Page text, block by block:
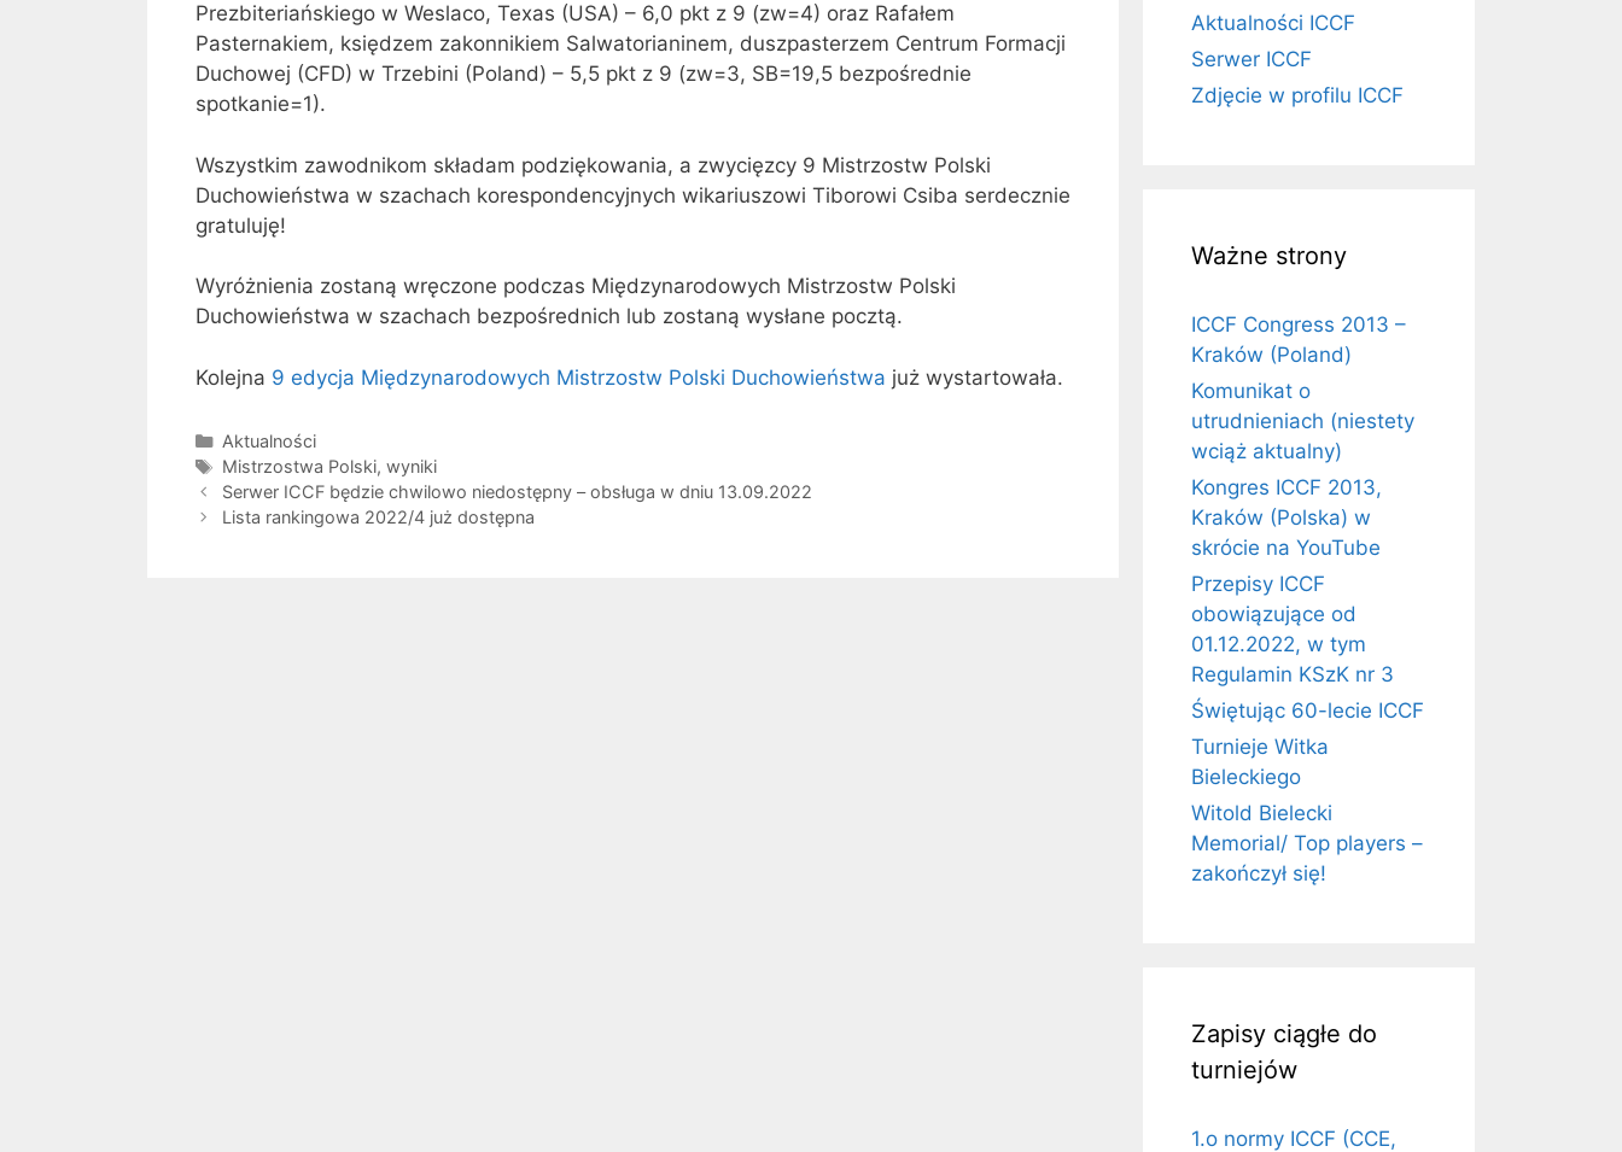
Prezbiteriańskiego w Weslaco, Texas (USA) – 6,0 pkt z 9 (zw=4) oraz Rafałem
Pasternakiem, księdzem zakonnikiem Salwatorianinem, duszpasterzem Centrum Formacji
Duchowej (CFD) w Trzebini (Poland) – 5,5 pkt z 9 (zw=3, SB=19,5 bezpośrednie
spotkanie=1).
Wszystkim zawodnikom składam podziękowania, a zwycięzcy 9 Mistrzostw Polski
Duchowieństwa w szachach korespondencyjnych wikariuszowi Tiborowi Csiba serdecznie
gratuluję!
Wyróżnienia zostaną wręczone podczas Międzynarodowych Mistrzostw Polski
Duchowieństwa w szachach bezpośrednich lub zostaną wysłane pocztą.
Kolejna 9 edycja Międzynarodowych Mistrzostw Polski Duchowieństwa już wystartowała.
Kategorie
Aktualności
Tagi
Mistrzostwa Polski, wyniki
Serwer ICCF będzie chwilowo niedostępny – obsługa w dniu 13.09.2022
Lista rankingowa 2022/4 już dostępna
Aktualności ICCF
Serwer ICCF
Zdjęcie w profilu ICCF
Ważne strony
ICCF Congress 2013 –
Kraków (Poland)
Komunikat o
utrudnieniach (niestety
wciąż aktualny)
Kongres ICCF 2013,
Kraków (Polska) w
skrócie na YouTube
Przepisy ICCF
obowiązujące od
01.12.2022, w tym
Regulamin KSzK nr 3
Świętując 60-lecie ICCF
Turnieje Witka
Bieleckiego
Witold Bielecki
Memorial/ Top players –
zakończył się!
Zapisy ciągłe do
turniejów
1.o normy ICCF (CCE,